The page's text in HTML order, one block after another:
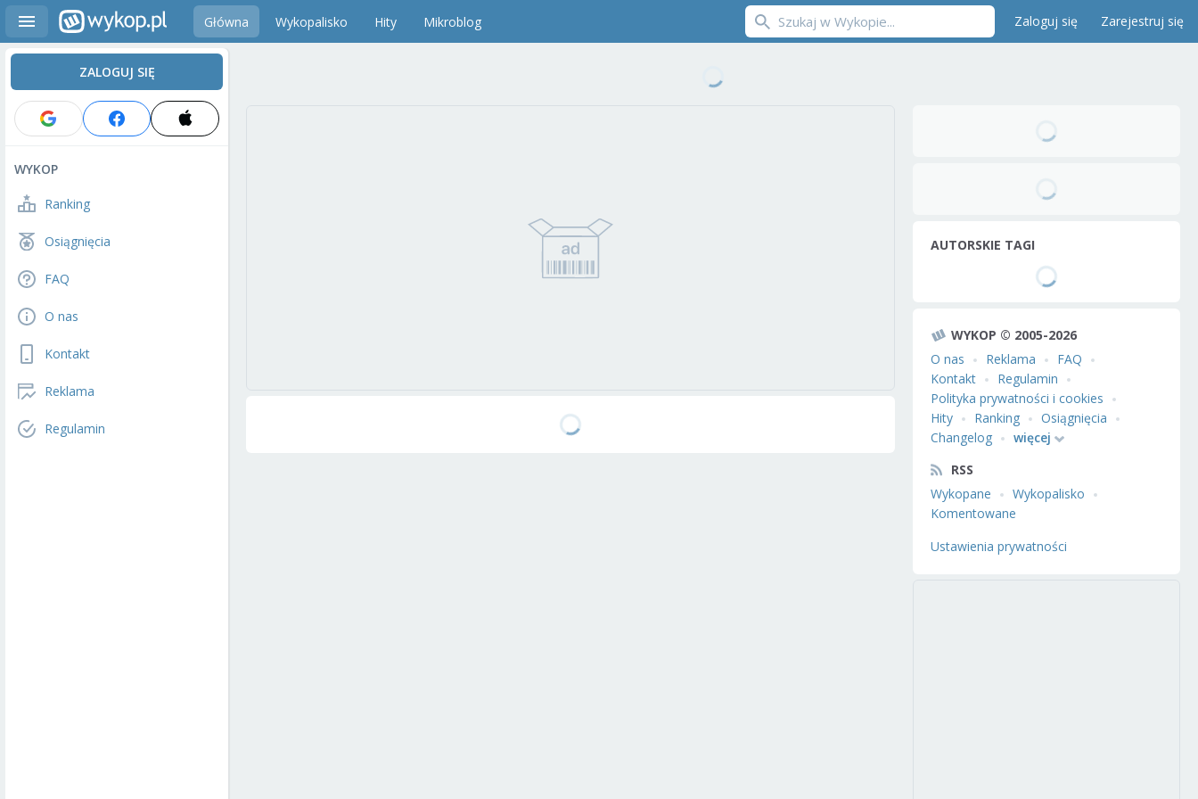
Główna Wykopalisko Hity Mikroblog Zaloguj się Zarejestruj się
ZALOGUJ SIĘ
WYKOP
Ranking
Osiągnięcia
FAQ
O nas
Kontakt
Reklama
Regulamin
AUTORSKIE TAGI
WYKOP © 2005-2026
O nas
Reklama
FAQ
Kontakt
Regulamin
Polityka prywatności i cookies
Hity
Ranking
Osiągnięcia
Changelog
więcej
RSS
Wykopane
Wykopalisko
Komentowane
Ustawienia prywatności